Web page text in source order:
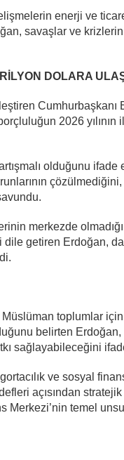
enerji ve
savaşlar ve krizlerin
DOLARA
Cumhurbaşkanı
2026
olduğunu
merkezde
dile getiren Erdoğan,
Müslüman toplumlar
belirten
sağlayabileceğini
ve sosyal
açısından
Merkezi’nin temel